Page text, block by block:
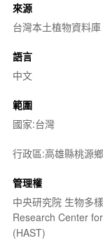
來源
台灣本土植物資料
語言
中文
範圍
國家:台灣
行政區:高雄縣桃源鄉
管理權
中央研究院 生物多
Research Center
(HAST)